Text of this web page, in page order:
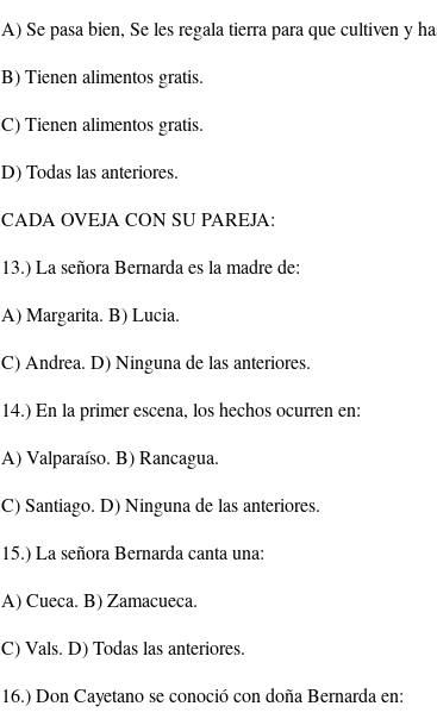
A) Se pasa bien, Se les regala tierra para que cultiven y
B) Tienen alimentos gratis.
C) Tienen alimentos gratis.
D) Todas las anteriores.
CADA OVEJA CON SU PAREJA:
13.) La señora Bernarda es la madre de:
A) Margarita. B) Lucia.
C) Andrea. D) Ninguna de las anteriores.
14.) En la primer escena, los hechos ocurren en:
A) Valparaíso. B) Rancagua.
C) Santiago. D) Ninguna de las anteriores.
15.) La señora Bernarda canta una:
A) Cueca. B) Zamacueca.
C) Vals. D) Todas las anteriores.
16.) Don Cayetano se conoció con doña Bernarda en: